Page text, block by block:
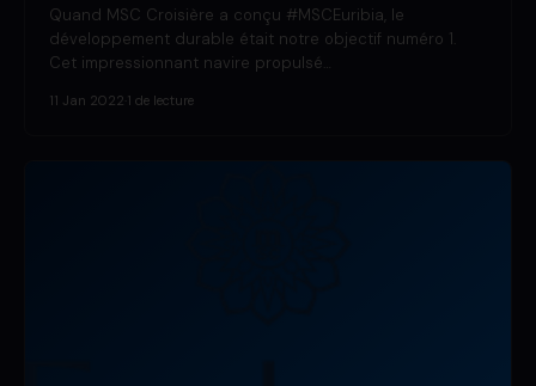
Quand MSC Croisière a conçu #MSCEuribia, le
développement durable était notre objectif numéro 1.
Cet impressionnant navire propulsé…
11 Jan 2022 1 de lecture